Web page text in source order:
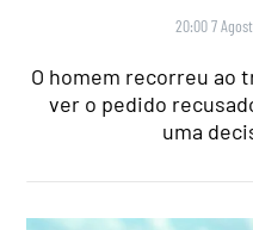
20:00 7
O homem recorreu ao
ver o pedido
uma